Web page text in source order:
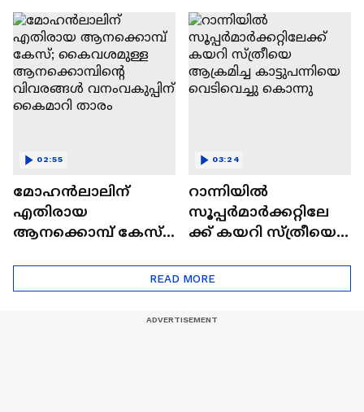
Tom | Ansiba
വ്യവസ്ഥ കോറോ
ഹെൽത്ത് കമ്പനി
ലംഘിച്ചു'
മോഹൻലാലിന്
എതിരായ
ആനക്കൊമ്പ് കേസ്;
വിവരങ്ങൾ
02:55
റാന്നിയിൽ
സൂപ്പർമാർക്കറ്റിലേ
ക്ക് കയറി സ്ത്രീയെ
കാട്ടുപന്നിയെ
വെടിവെച്ചു കൊന്നു
03:24
READ MORE